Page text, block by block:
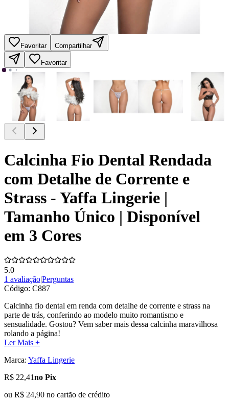
Favoritar Compartilhar
Favoritar
Calcinha Fio Dental Rendada
com Detalhe de Corrente e
Strass - Yaffa Lingerie |
Tamanho Único | Disponível
em 3 Cores
5.0
1 avaliação|Perguntas
Código: C887
Calcinha fio dental em renda com detalhe de corrente e strass na
parte de trás, conferindo ao modelo muito romantismo e
sensualidade. Gostou? Vem saber mais dessa calcinha maravilhosa
rolando a página!
Ler Mais +
Marca: Yaffa Lingerie
R$ 22,41no Pix
ou R$ 24,90 no cartão de crédito